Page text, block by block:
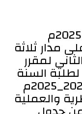
مدار ثلاثة
لمقرر
لطلبة السنة
الثالثة للعام الجامعي2024_2025م
والعملية